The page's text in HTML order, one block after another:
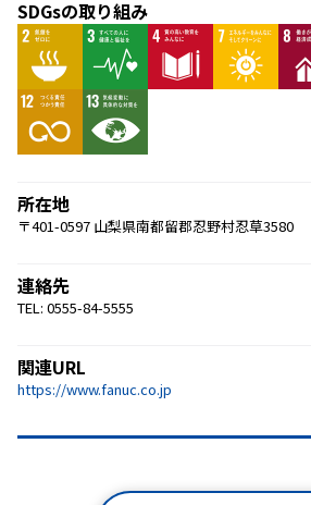
SDGsの取り組み
所在地
〒401-0597 山梨県南都留郡忍野村忍草3580
連絡先
TEL: 0555-84-5555
関連URL
https://www.fanuc.co.jp